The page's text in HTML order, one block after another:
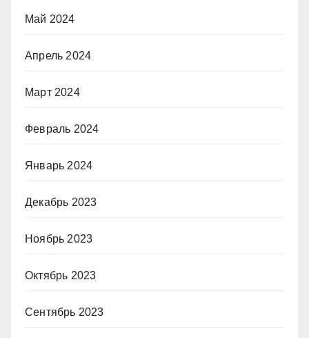
Май 2024
Апрель 2024
Март 2024
Февраль 2024
Январь 2024
Декабрь 2023
Ноябрь 2023
Октябрь 2023
Сентябрь 2023